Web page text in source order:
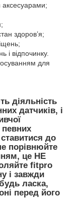
аксесуарами;
здоров’я;
і відпочинку.
для
діяльність
датчиків, і
до
порівнюйте
це НЕ
fitpro
і завжди
ласка,
перед його